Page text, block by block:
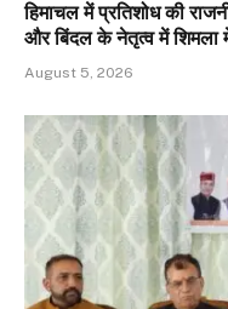
हिमाचल में प्रतिशोध की
और बिंदल के नेतृत्व में शिमला
August 5, 2026